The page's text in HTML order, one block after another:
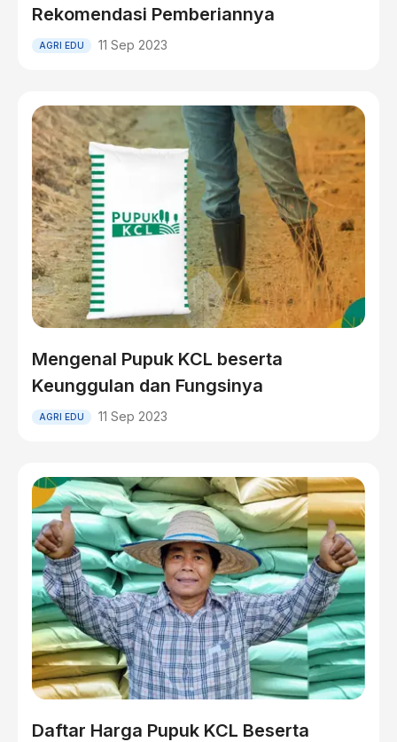
Rekomendasi Pemberiannya
AGRI EDU 11 Sep 2023
Mengenal Pupuk KCL beserta
Keunggulan dan Fungsinya
AGRI EDU 11 Sep 2023
Daftar Harga Pupuk KCL Beserta